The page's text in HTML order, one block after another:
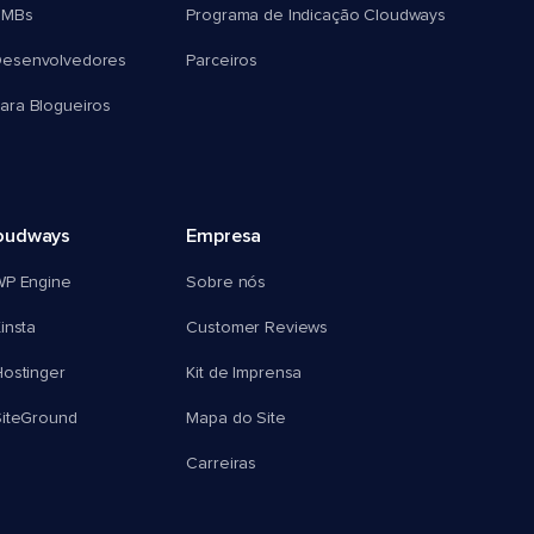
Blogueiros
Programa de Indicação Cloudways
Parceiros
Engine
Empresa
Sobre nós
Customer Reviews
Kit de Imprensa
Mapa do Site
Carreiras